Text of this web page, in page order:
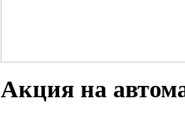
Акция на